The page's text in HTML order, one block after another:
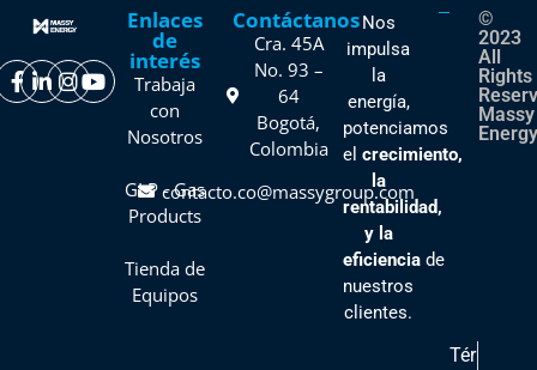
Enlaces
de
interés
Trabaja
con
Nosotros
GLP - Gas
Products
Tienda de
Equipos
Contáctanos
Cra. 45A
No. 93 –
64
Bogotá,
Colombia
contacto.co@massygroup.com
Nos
impulsa
la
energía,
potenciamos
el crecimiento,
la
rentabilidad,
y la
eficienciade
nuestros
clientes.
©
2023
All
Rights
Massy
Tér